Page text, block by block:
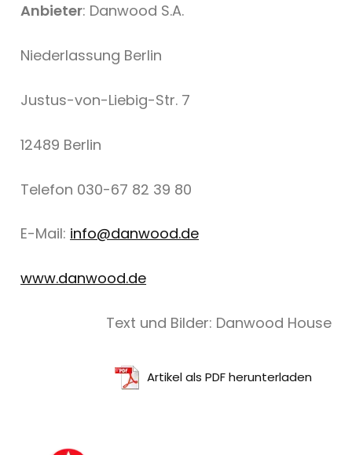
Anbieter: Danwood S.A.
Niederlassung Berlin
Justus-von-Liebig-Str. 7
12489 Berlin
Telefon 030-67 82 39 80
E-Mail: info@danwood.de
www.danwood.de
Text und Bilder: Danwood House
Artikel als PDF herunterladen